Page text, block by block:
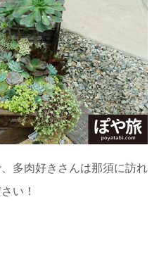
多肉好きさんは那須に訪れ
い！